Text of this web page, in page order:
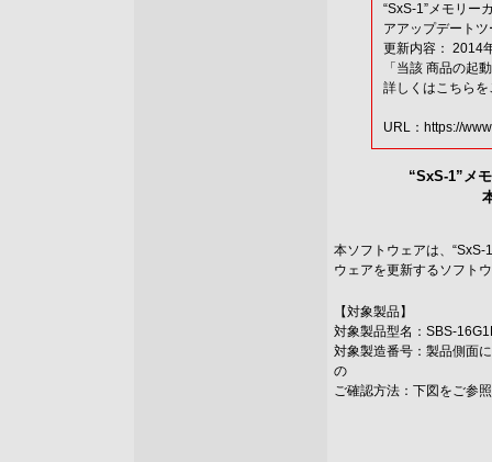
“SxS-1”メモリー
アアップデート
更新内容： 2014
「当該 商品の起
詳しくはこちら
URL： https://
“SxS-1”メ
本ソフトウェアは、
ウェアを更新するソフト
【対象製品】
対象製品型名：SBS-
対象製造番号：製品側面
の
ご確認方法：下図をご参